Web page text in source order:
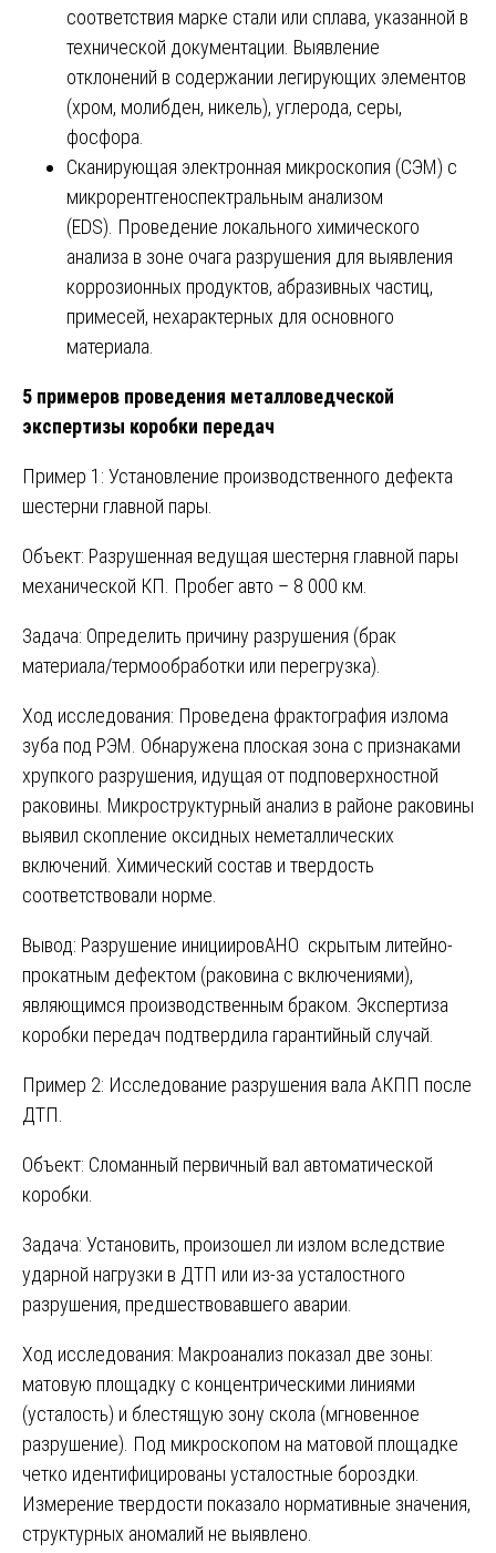
соответствия марке стали или сплава, указанной в
технической документации. Выявление
отклонений в содержании легирующих элементов
(хром, молибден, никель), углерода, серы,
фосфора.
Сканирующая электронная микроскопия (СЭМ) с
микрорентгеноспектральным анализом
(EDS). Проведение локального химического
анализа в зоне очага разрушения для выявления
коррозионных продуктов, абразивных частиц,
примесей, нехарактерных для основного
материала.
5 примеров проведения металловедческой
экспертизы коробки передач
Пример 1: Установление производственного дефекта
шестерни главной пары.
Объект: Разрушенная ведущая шестерня главной пары
механической КП. Пробег авто – 8 000 км.
Задача: Определить причину разрушения (брак
материала/термообработки или перегрузка).
Ход исследования: Проведена фрактография излома
зуба под РЭМ. Обнаружена плоская зона с признаками
хрупкого разрушения, идущая от подповерхностной
раковины. Микроструктурный анализ в районе раковины
выявил скопление оксидных неметаллических
включений. Химический состав и твердость
соответствовали норме.
Вывод: Разрушение инициировАНО скрытым литейно-
прокатным дефектом (раковина с включениями),
являющимся производственным браком. Экспертиза
коробки передач подтвердила гарантийный случай.
Пример 2: Исследование разрушения вала АКПП после
ДТП.
Объект: Сломанный первичный вал автоматической
коробки.
Задача: Установить, произошел ли излом вследствие
ударной нагрузки в ДТП или из-за усталостного
разрушения, предшествовавшего аварии.
Ход исследования: Макроанализ показал две зоны:
матовую площадку с концентрическими линиями
(усталость) и блестящую зону скола (мгновенное
разрушение). Под микроскопом на матовой площадке
четко идентифицированы усталостные бороздки.
Измерение твердости показало нормативные значения,
структурных аномалий не выявлено.